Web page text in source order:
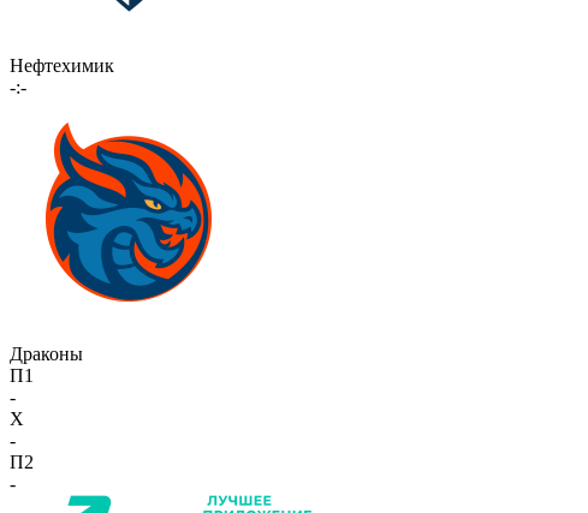
Нефтехимик
-:-
Драконы
П1
-
X
-
П2
-